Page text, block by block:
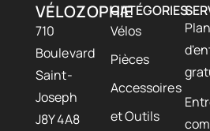
VÉLOZOPHIE
710
Boulevard
Saint-
Joseph
J8Y 4A8
CATÉGORIES
Vélos
Pièces
Accessoires
et Outils
Plan